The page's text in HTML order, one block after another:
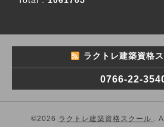
ラクトレ建築資格
0766-22-
©2026 ラクトレ建築資格スクール .